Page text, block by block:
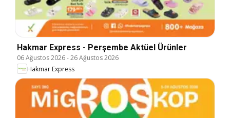
Hakmar Express - Perşembe Aktüel Ürünler
06 Ağustos 2026-26 Ağustos 2026
Hakmar Express